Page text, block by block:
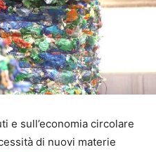
e sull’economia circolare
di nuovi materie